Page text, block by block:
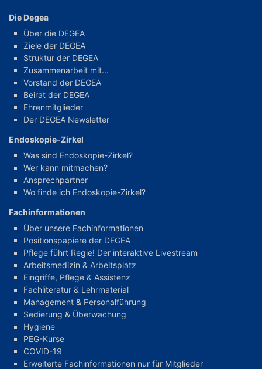
Die Degea
Über die DEGEA
Ziele der DEGEA
Struktur der DEGEA
Zusammenarbeit mit...
Vorstand der DEGEA
Beirat der DEGEA
Ehrenmitglieder
Der DEGEA Newsletter
Endoskopie-Zirkel
Was sind Endoskopie-Zirkel?
Wer kann mitmachen?
Ansprechpartner
Wo finde ich Endoskopie-Zirkel?
Fachinformationen
Über unsere Fachinformationen
Positionspapiere der DEGEA
Pflege führt Regie! Der interaktive Livestream
Arbeitsmedizin & Arbeitsplatz
Eingriffe, Pflege & Assistenz
Fachliteratur & Lehrmaterial
Management & Personalführung
Sedierung & Überwachung
Hygiene
PEG-Kurse
COVID-19
Erweiterte Fachinformationen nur für Mitglieder